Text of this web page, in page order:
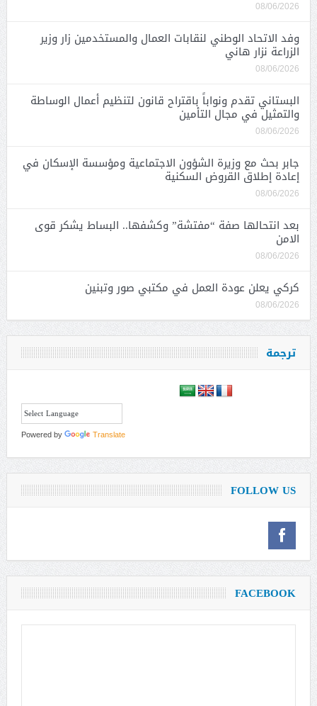
08/06/2026
وفد الاتحاد الوطني لنقابات العمال والمستخدمين زار وزير
الزراعة نزار هاني
08/06/2026
البستاني تقدم ونواباً باقتراح قانون لتنظيم أعمال الوساطة
والتمثيل في مجال التأمين
08/06/2026
جابر بحث مع وزيرة الشؤون الاجتماعية ومؤسسة الإسكان في
إعادة إطلاق القروض السكنية
08/06/2026
بعد انتحالها صفة “مفتشة” وكشفها.. البساط يشكر قوى
الامن
08/06/2026
كركي يعلن عودة العمل في مكتبي صور وتبنين
08/06/2026
ترجمة
Powered by Translate
FOLLOW US
FACEBOOK